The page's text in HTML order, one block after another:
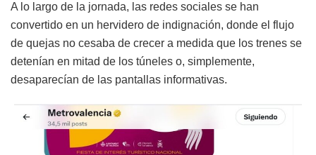
A lo largo de la jornada, las redes sociales se han
convertido en un hervidero de indignación, donde el flujo
de quejas no cesaba de crecer a medida que los trenes se
detenían en mitad de los túneles o, simplemente,
desaparecían de las pantallas informativas.